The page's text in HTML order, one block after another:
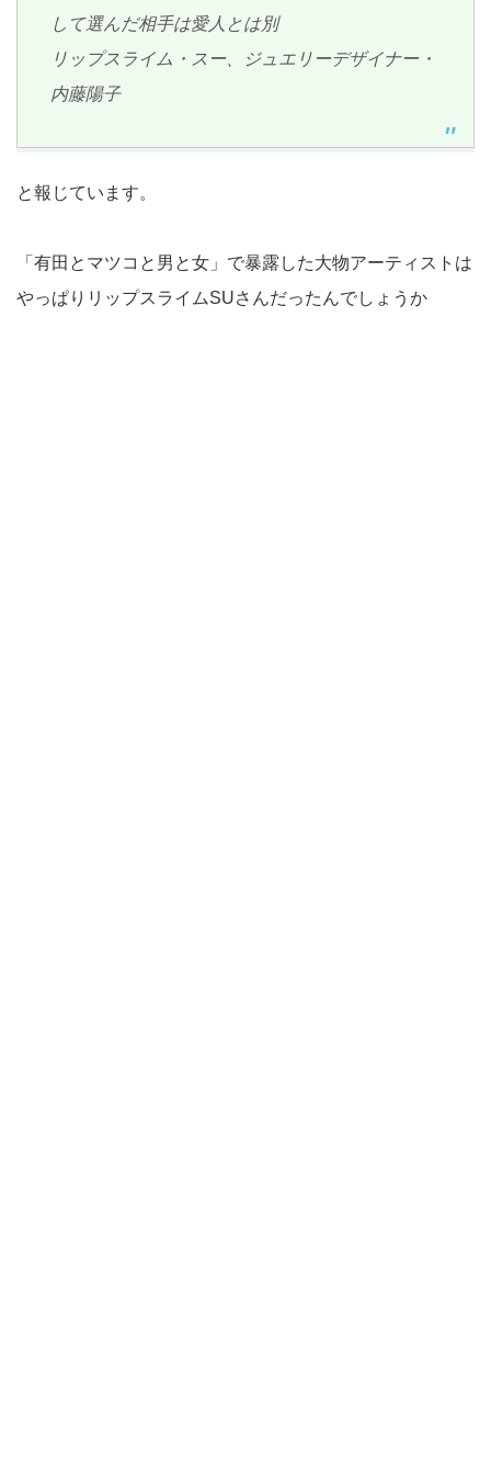
して選んだ相手は愛人とは別
リップスライム・スー、ジュエリーデザイナー・
内藤陽子
と報じています。
「有田とマツコと男と女」で暴露した大物アーティストは
やっぱりリップスライムSUさんだったんでしょうか